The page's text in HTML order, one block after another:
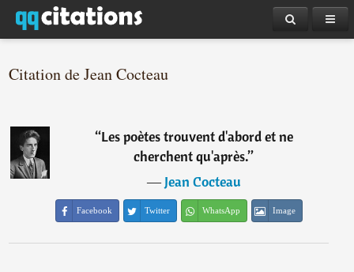
Citation de Jean Cocteau
“Les poètes trouvent d'abord et ne
cherchent qu'après.”
―Jean Cocteau
Facebook Twitter WhatsApp Image